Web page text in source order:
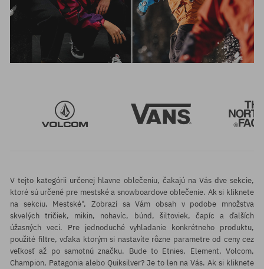
V tejto kategórii určenej hlavne oblečeniu, čakajú na Vás dve sekcie,
ktoré sú určené pre mestské a snowboardove oblečenie. Ak si kliknete
na sekciu, Mestské", Zobrazí sa Vám obsah v podobe množstva
skvelých tričiek, mikin, nohavíc, búnd, šiltoviek, čapíc a ďalších
úžasných veci. Pre jednoduché vyhladanie konkrétneho produktu,
použité filtre, vďaka ktorým si nastavíte rôzne parametre od ceny cez
veľkosť až po samotnú značku. Bude to Etnies, Element, Volcom,
Champion, Patagonia alebo Quiksilver? Je to len na Vás. Ak si kliknete